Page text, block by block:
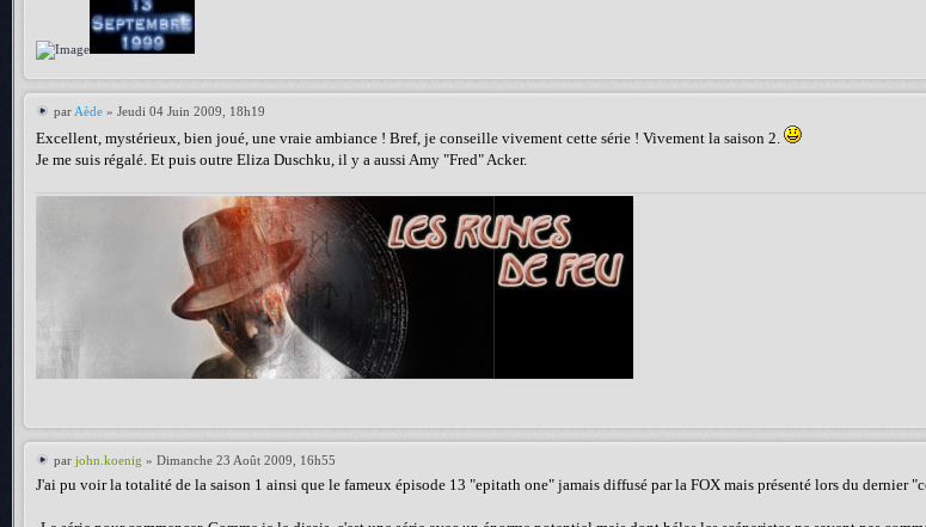
par Aède » Jeudi 04 Juin 2009, 18h19
Excellent, mystérieux, bien joué, une vraie ambiance ! Bref, je conseille vivement cette série ! Vivement la saison 2.
Je me suis régalé. Et puis outre Eliza Duschku, il y a aussi Amy "Fred" Acker.
par john.koenig » Dimanche 23 Août 2009, 16h55
J'ai pu voir la totalité de la saison 1 ainsi que le fameux épisode 13 "epitath one" jamais diffusé par la FOX mais présenté lors du dernier